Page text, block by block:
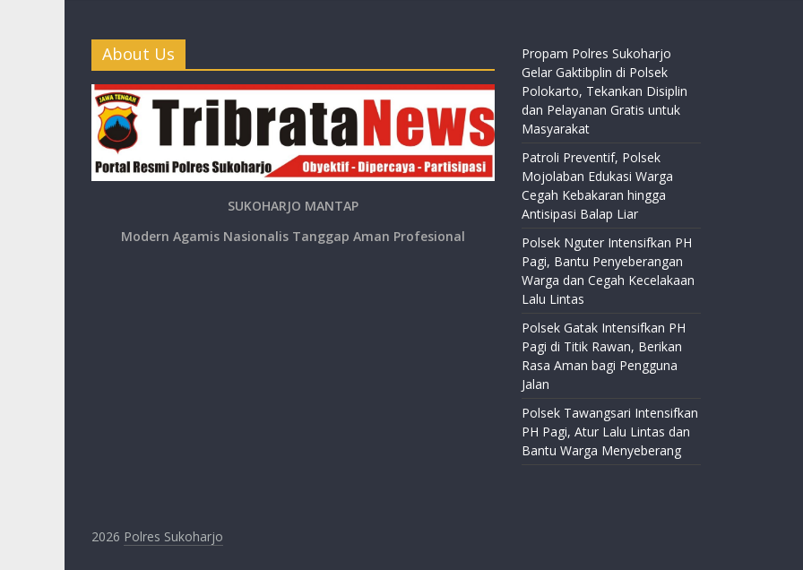
About Us
SUKOHARJO MANTAP
Modern Agamis Nasionalis Tanggap Aman Profesional
Propam Polres Sukoharjo
Gelar Gaktibplin di Polsek
Polokarto, Tekankan Disiplin
dan Pelayanan Gratis untuk
Masyarakat
Patroli Preventif, Polsek
Mojolaban Edukasi Warga
Cegah Kebakaran hingga
Antisipasi Balap Liar
Polsek Nguter Intensifkan PH
Pagi, Bantu Penyeberangan
Warga dan Cegah Kecelakaan
Lalu Lintas
Polsek Gatak Intensifkan PH
Pagi di Titik Rawan, Berikan
Rasa Aman bagi Pengguna
Jalan
Polsek Tawangsari Intensifkan
PH Pagi, Atur Lalu Lintas dan
Bantu Warga Menyeberang
2026 Polres Sukoharjo